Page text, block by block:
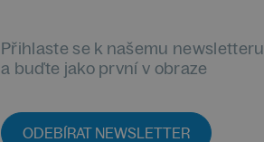
Přihlaste se k našemu newsletteru
a buďte jako první v obraze
ODEBÍRAT NEWSLETTER